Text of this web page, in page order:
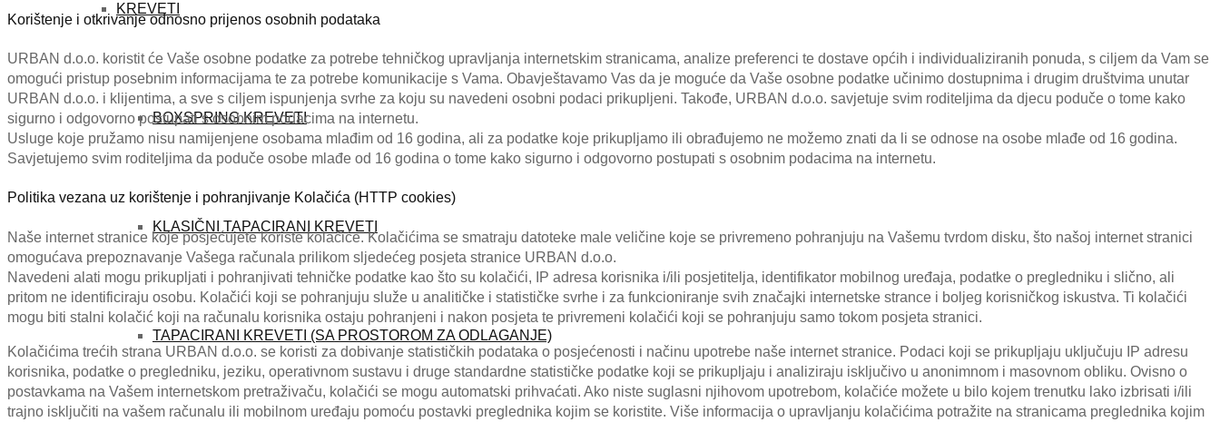
KREVETI
BOXSPRING KREVETI
KLASIČNI TAPACIRANI KREVETI
TAPACIRANI KREVETI (SA PROSTOROM ZA ODLAGANJE)
Korištenje i otkrivanje odnosno prijenos osobnih podataka
URBAN d.o.o. koristit će Vaše osobne podatke za potrebe tehničkog upravljanja internetskim stranicama, analize preferenci te dostave općih i individualiziranih ponuda, s ciljem da Vam se
omogući pristup posebnim informacijama te za potrebe komunikacije s Vama. Obavještavamo Vas da je moguće da Vaše osobne podatke učinimo dostupnima i drugim društvima unutar
URBAN d.o.o. i klijentima, a sve s ciljem ispunjenja svrhe za koju su navedeni osobni podaci prikupljeni. Takođe, URBAN d.o.o. savjetuje svim roditeljima da djecu poduče o tome kako
sigurno i odgovorno postupati s osobnim podacima na internetu.
Usluge koje pružamo nisu namijenjene osobama mlađim od 16 godina, ali za podatke koje prikupljamo ili obrađujemo ne možemo znati da li se odnose na osobe mlađe od 16 godina.
Savjetujemo svim roditeljima da poduče osobe mlađe od 16 godina o tome kako sigurno i odgovorno postupati s osobnim podacima na internetu.
Politika vezana uz korištenje i pohranjivanje Kolačića (HTTP cookies)
Naše internet stranice koje posjećujete koriste kolačiće. Kolačićima se smatraju datoteke male veličine koje se privremeno pohranjuju na Vašemu tvrdom disku, što našoj internet stranici
omogućava prepoznavanje Vašega računala prilikom sljedećeg posjeta stranice URBAN d.o.o.
Navedeni alati mogu prikupljati i pohranjivati tehničke podatke kao što su kolačići, IP adresa korisnika i/ili posjetitelja, identifikator mobilnog uređaja, podatke o pregledniku i slično, ali
pritom ne identificiraju osobu. Kolačići koji se pohranjuju služe u analitičke i statističke svrhe i za funkcioniranje svih značajki internetske strance i boljeg korisničkog iskustva. Ti kolačići
mogu biti stalni kolačić koji na računalu korisnika ostaju pohranjeni i nakon posjeta te privremeni kolačići koji se pohranjuju samo tokom posjeta stranici.
Kolačićima trećih strana URBAN d.o.o. se koristi za dobivanje statističkih podataka o posjećenosti i načinu upotrebe naše internet stranice. Podaci koji se prikupljaju uključuju IP adresu
korisnika, podatke o pregledniku, jeziku, operativnom sustavu i druge standardne statističke podatke koji se prikupljaju i analiziraju isključivo u anonimnom i masovnom obliku. Ovisno o
postavkama na Vašem internetskom pretraživaču, kolačići se mogu automatski prihvaćati. Ako niste suglasni njihovom upotrebom, kolačiće možete u bilo kojem trenutku lako izbrisati i/ili
trajno isključiti na vašem računalu ili mobilnom uređaju pomoću postavki preglednika kojim se koristite. Više informacija o upravljanju kolačićima potražite na stranicama preglednika kojim